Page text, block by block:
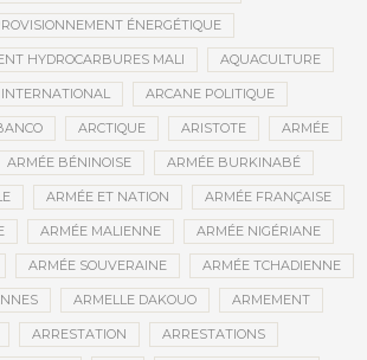
ÉNERGÉTIQUE
HYDROCARBURES MALI AQUACULTURE
ARCANE POLITIQUE
ARCTIQUE ARISTOTE ARMÉE
ARMÉE BÉNINOISE ARMÉE BURKINABÉ
ARMÉE ET NATION ARMÉE FRANÇAISE
ARMÉE MALIENNE ARMÉE NIGÉRIANE
ARMÉE SOUVERAINE ARMÉE TCHADIENNE
ARMELLE DAKOUO ARMEMENT
ARRESTATION ARRESTATIONS